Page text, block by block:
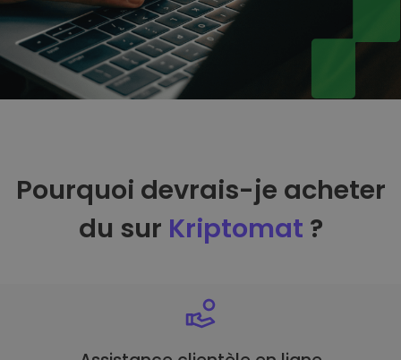
Pourquoi devrais-je acheter
du sur Kriptomat ?